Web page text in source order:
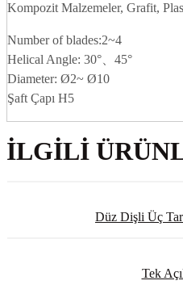
Kompozit Malzemeler, Grafit,
Number of blades:2~4
Helical Angle: 30°、45°
Diameter: Ø2~ Ø10
Şaft Çapı H5
İLGILI
Düz Dişli Üç
Tek